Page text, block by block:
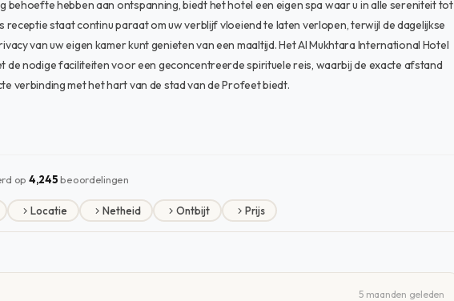
behoefte hebben aan ontspanning, biedt het hotel een eigen spa waar u in alle sereniteit tot
receptie staat continu paraat om uw verblijf vloeiend te laten verlopen, terwijl de dagelijkse
van uw eigen kamer kunt genieten van een maaltijd. Het Al Mukhtara International Hotel
de nodige faciliteiten voor een geconcentreerde spirituele reis, waarbij de exacte afstand
verbinding met het hart van de stad van de Profeet biedt.
op 4,245beoordelingen
Locatie Netheid Ontbijt Prijs
5 maanden geleden